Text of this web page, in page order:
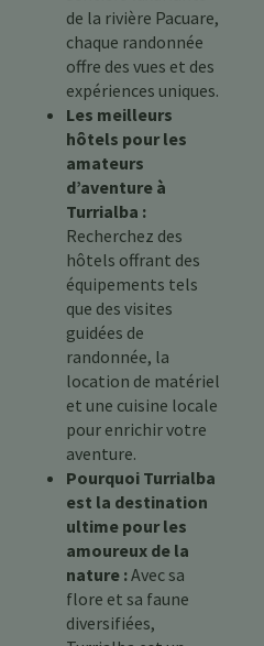
de la rivière Pacuare,
chaque randonnée
offre des vues et des
expériences uniques.
Les meilleurs
hôtels pour les
amateurs
d’aventure à
Turrialba :
Recherchez des
hôtels offrant des
équipements tels
que des visites
guidées de
randonnée, la
location de matériel
et une cuisine locale
pour enrichir votre
aventure.
Pourquoi Turrialba
est la destination
ultime pour les
amoureux de la
nature :Avec sa
flore et sa faune
diversifiées,